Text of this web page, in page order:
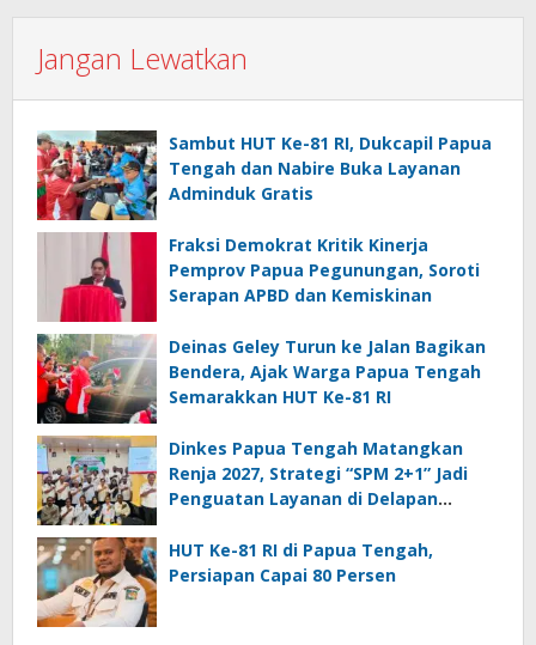
Jangan Lewatkan
Sambut HUT Ke-81 RI, Dukcapil Papua
Tengah dan Nabire Buka Layanan
Adminduk Gratis
Fraksi Demokrat Kritik Kinerja
Pemprov Papua Pegunungan, Soroti
Serapan APBD dan Kemiskinan
Deinas Geley Turun ke Jalan Bagikan
Bendera, Ajak Warga Papua Tengah
Semarakkan HUT Ke-81 RI
Dinkes Papua Tengah Matangkan
Renja 2027, Strategi “SPM 2+1” Jadi
Penguatan Layanan di Delapan
HUT Ke-81 RI di Papua Tengah,
Persiapan Capai 80 Persen